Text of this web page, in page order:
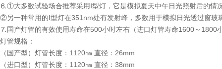
⒍①大多数试验场合推荐采用Ⅰ型灯，它是模拟夏天中午日光照射后的情
②另一种常用的Ⅰ型灯在351nm处有发射峰，多数用于模拟日光透过窗玻
⒎国产灯管的有效使用寿命在500小时左右（进口灯管寿命1600～1800
灯管规格：
（国产型）灯管长度：1120㎜ 直径：26mm
（进口型）灯管长度：1120㎜ 直径：38mm